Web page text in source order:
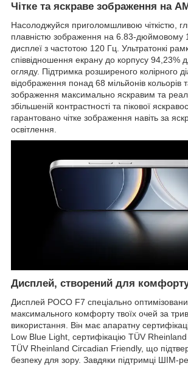
Чітке та яскраве зображення на
Насолоджуйся приголомшливою чіткістю,
плавністю зображення на 6.83-дюймовому
дисплеї з частотою 120 Гц. Ультратонкі
співвідношення екрану до корпусу 94,23%
огляду. Підтримка розширеного колірного
відображення понад 68 мільйонів кольорів
зображення максимально яскравим та
збільшеній контрастності та пікової
гарантовано чітке зображення навіть за
освітлення.
Дисплей, створений для
Дисплей POCO F7 спеціально
максимального комфорту твоїх очей за
використання. Він має апаратну
Low Blue Light, сертифікацію TÜV
TÜV Rheinland Circadian Friendly, що
безпеку для зору. Завдяки підтримці ШІМ-